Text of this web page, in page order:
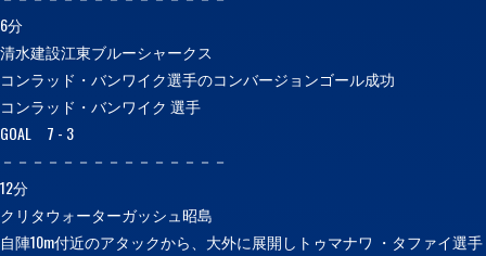
6分
清水建設江東ブルーシャークス
コンラッド・バンワイク選手のコンバージョンゴール成功
コンラッド・バンワイク 選手
GOAL 7 - 3
－－－－－－－－－－－－－－－
12分
クリタウォーターガッシュ昭島
自陣10m付近のアタックから、大外に展開しトゥマナワ ・タファイ選手